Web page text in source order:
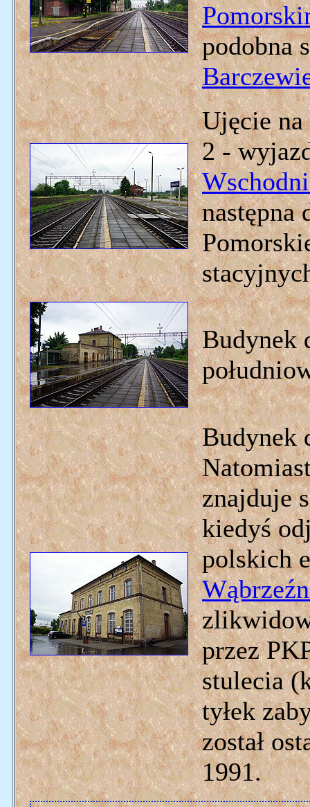
podobna
Ujęcie na
2 -
następna
Budynek
Budynek
znajduje
kiedyś
polskich
przez
stulecia
tyłek
został
1991.